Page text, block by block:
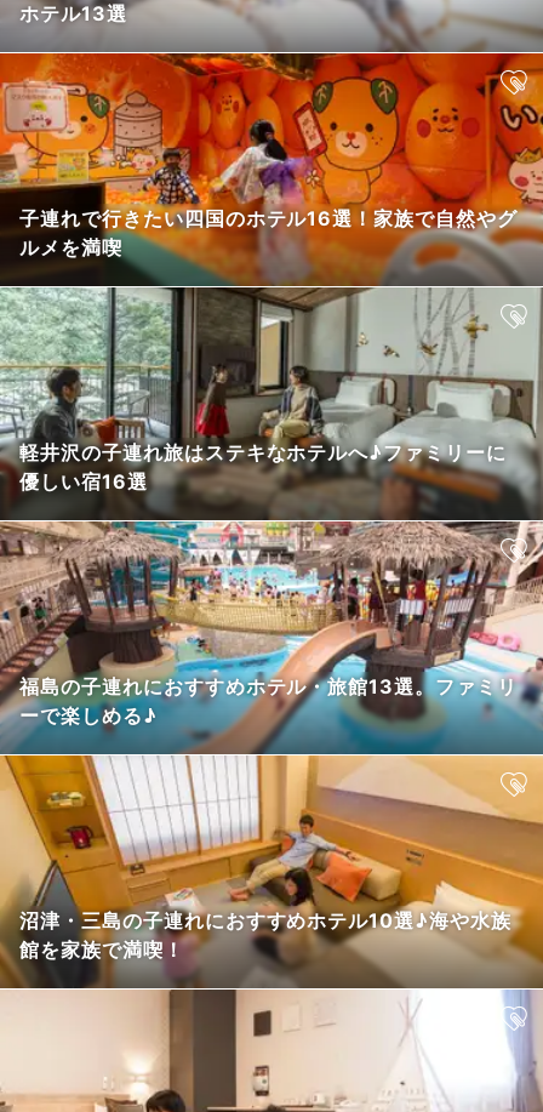
ホテル13選
子連れで行きたい四国のホテル16選！家族で自然やグ
ルメを満喫
軽井沢の子連れ旅はステキなホテルへ♪ファミリーに
優しい宿16選
福島の子連れにおすすめホテル・旅館13選。ファミリ
ーで楽しめる♪
沼津・三島の子連れにおすすめホテル10選♪海や水族
館を家族で満喫！